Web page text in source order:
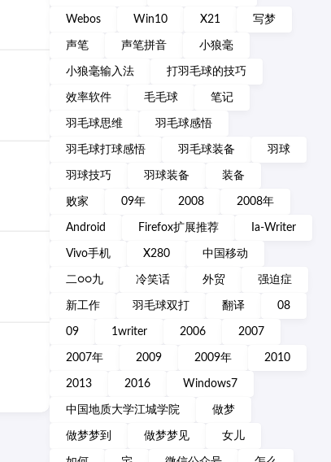
Webos Win10 X21 写梦
声笔 声笔拼音 小狼毫
小狼毫输入法 打羽毛球的技巧
效率软件 毛毛球 笔记
羽毛球思维 羽毛球感悟
羽毛球打球感悟 羽毛球装备 羽球
羽球技巧 羽球装备 装备
败家 09年 2008 2008年
Android Firefox扩展推荐 Ia-Writer
Vivo手机 X280 中国移动
二○○九 冷笑话 外贸 强迫症
新工作 羽毛球双打 翻译 08
09 1writer 2006 2007
2007年 2009 2009年 2010
2013 2016 Windows7
中国地质大学江城学院 做梦
做梦梦到 做梦梦见 女儿